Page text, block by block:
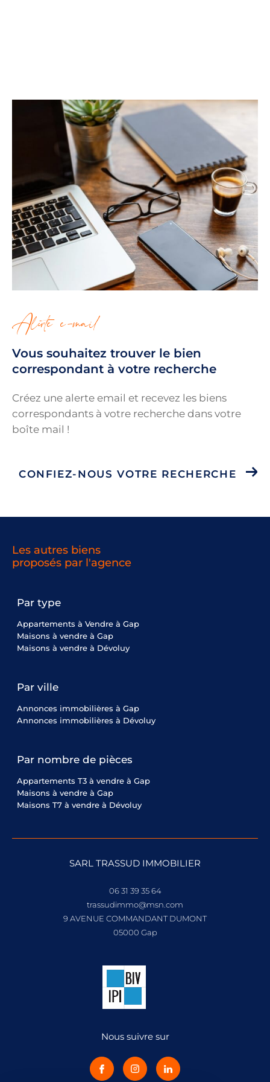
immobilière à Gap et au
Dévoluy
Que vous ayez un projet d'achat, de
vente, de location ou que vous souhaitiez
estimer la valeur de votre bien, n'hésitez
pas à nous contacter. Notre équipe se
tient à votre disposition pour répondre à
toutes vos questions et vous
Nous sommes déterminés à vous offrir un
service de qualité pour faire de votre
projet immobilier une réussite.
Une équipe à votre écoute pour vous
alerte e-mail
Vous souhaitez trouver le bien
correspondant à votre recherche
Créez une alerte email et recevez les biens
correspondants à votre recherche dans votre
boîte mail !
CONFIEZ-NOUS VOTRE RECHERCHE
Les autres biens
proposés par l'agence
Par type
Appartements à Vendre à Gap
Maisons à vendre à Gap
Maisons à vendre à Dévoluy
Par ville
Annonces immobilières à Gap
Annonces immobilières à Dévoluy
Par nombre de pièces
Appartements T3 à vendre à Gap
Maisons à vendre à Gap
Maisons T7 à vendre à Dévoluy
SARL TRASSUD IMMOBILIER
trassudimmo@msn.com
gap
Nous suivre sur